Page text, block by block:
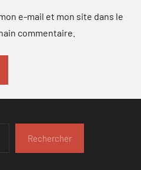
e-mail et mon site dans le
commentaire.
Rechercher